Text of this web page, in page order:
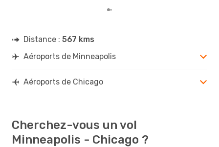
Distance : 567 kms
Aéroports de Minneapolis
Aéroports de Chicago
Cherchez-vous un vol
Minneapolis - Chicago ?